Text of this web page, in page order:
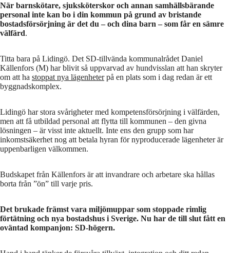
När barnskötare, sjuksköterskor och annan samhällsbärande
personal inte kan bo i din kommun på grund av bristande
bostadsförsörjning är det du – och dina barn – som får en sämre
välfärd.
Titta bara på Lidingö. Det SD-tillvända kommunalrådet Daniel
Källenfors (M) har blivit så uppvarvad av hundvisslan att han skryter
om att ha stoppat nya lägenheterpå en plats som i dag redan är ett
byggnadskomplex.
Lidingö har stora svårigheter med kompetensförsörjning i välfärden,
men att få utbildad personal att flytta till kommunen – den givna
lösningen – är visst inte aktuellt. Inte ens den grupp som har
inkomstsäkerhet nog att betala hyran för nyproducerade lägenheter är
uppenbarligen välkommen.
Budskapet från Källenfors är att invandrare och arbetare ska hållas
borta från ”ön” till varje pris.
Det brukade främst vara miljömuppar som stoppade rimlig
förtätning och nya bostadshus i Sverige. Nu har de till slut fått en
oväntad kompanjon: SD-högern.